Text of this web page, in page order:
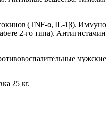
(TNF-α, IL-1β).
2-го типа).
25 кг.